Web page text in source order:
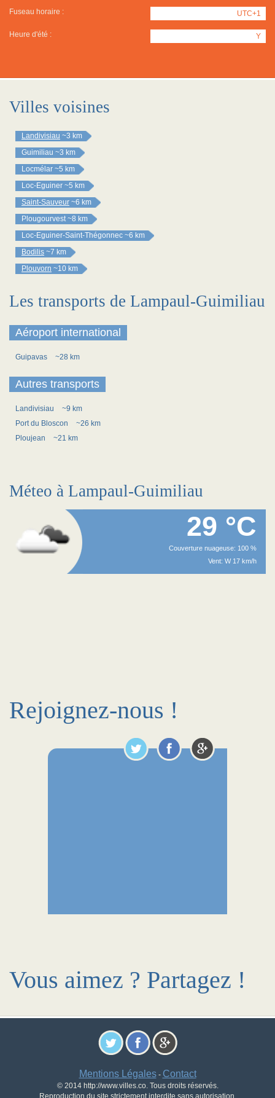
Fuseau horaire : UTC+1
Heure d'été : Y
Villes voisines
Landivisiau ~3 km
Guimiliau ~3 km
Locmélar ~5 km
Loc-Eguiner ~5 km
Saint-Sauveur ~6 km
Plougourvest ~8 km
Loc-Eguiner-Saint-Thégonnec ~6 km
Bodilis ~7 km
Plouvorn ~10 km
Les transports de Lampaul-Guimiliau
Aéroport international
Guipavas ~28 km
Autres transports
Landivisiau
~9 km
Port du Bloscon
~26 km
Ploujean
~21 km
Méteo à Lampaul-Guimiliau
29 °C
Couverture nuageuse: 100 %
Vent: W 17 km/h
Rejoignez-nous !
Vous aimez ? Partagez !
Mentions Légales- Contact
© 2014 http://www.villes.co. Tous droits réservés.
Reproduction du site strictement interdite sans autorisation.